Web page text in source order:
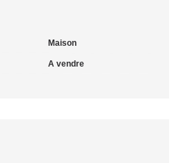
Maison
A vendre